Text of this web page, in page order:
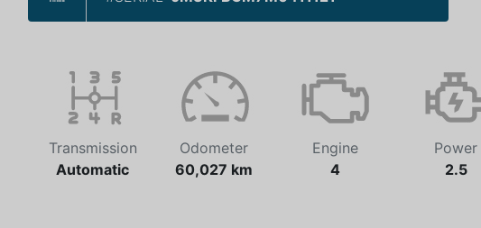
Transmission
Automatic
Odometer
60,027 km
Engine
4
Power
2.5